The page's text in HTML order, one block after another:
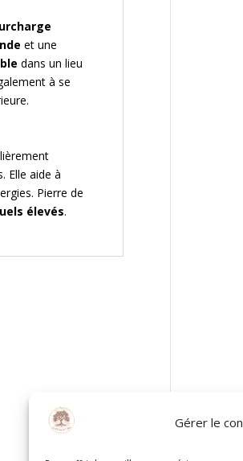
Gérer le
et une
dans un lieu
à se
Elle aide à
Pierre de
élevés.